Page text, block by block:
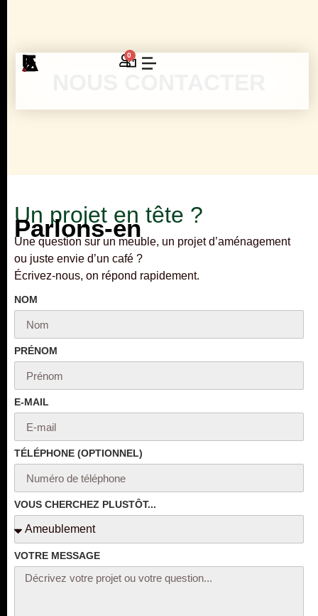
0
Un projet en tête ?
Parlons-en
Une question sur un meuble, un projet d’aménagement
ou juste envie d’un café ?
Écrivez-nous, on répond rapidement.
NOM
PRÉNOM
E-MAIL
TÉLÉPHONE (OPTIONNEL)
VOUS CHERCHEZ PLUSTÔT...
VOTRE MESSAGE